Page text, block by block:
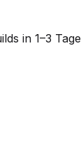
in 1–3